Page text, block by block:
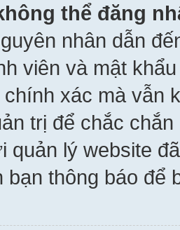
thể đăng
nhân dẫn
viên và mật
chính xác mà vẫn
trị để chắc
quản lý website
bạn thông báo để